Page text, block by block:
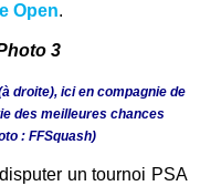
Open.
droite), ici en compagnie de
des meilleures chances
: FFSquash)
un tournoi PSA